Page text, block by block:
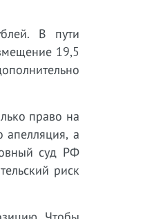
В пути
19,5
право на
апелляция, а
суд РФ
риск